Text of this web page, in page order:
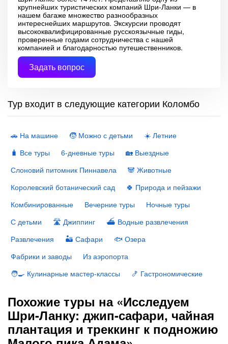
крупнейших туристических компаний Шри-Ланки — в
нашем багаже множество разнообразных
интереснейших маршрутов. Экскурсии проводят
высококвалифицированные русскоязычные гиды,
проверенные годами сотрудничества с нашей
компанией и благодарностью путешественников.
Задать вопрос
Тур входит в следующие категории Коломбо
🚗 На машине 🧒 Можно с детьми
☀️ Летние
🧳 Все туры
6-дневные туры
🏡 Выездные
Слоновий питомник Пиннавела
🐼 Животные
Королевский ботанический сад
🍀 Природа и пейзажи
Комбинированные
Вечерние туры
Ночные туры
С детьми
🛣 Джиппинг
⛴ Водные развлечения
Развлечения
🏜 Сафари
🐟 Озера
Фабрики и заводы
Из аэропорта
🧑‍🍳 Кулинарные мастер-классы
🍤 Гастрономические
Похожие туры на «Исследуем
Шри-Ланку: джип-сафари, чайная
плантация и треккинг к подножию